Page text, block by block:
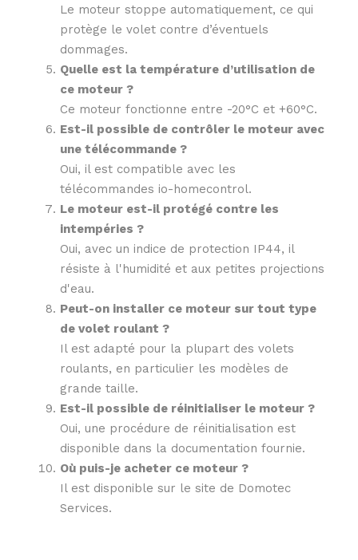
Le moteur stoppe automatiquement, ce qui
protège le volet contre d’éventuels
dommages.
Quelle est la température d’utilisation de
ce moteur ?
Ce moteur fonctionne entre -20°C et +60°C.
Est-il possible de contrôler le moteur avec
une télécommande ?
Oui, il est compatible avec les
télécommandes io-homecontrol.
Le moteur est-il protégé contre les
intempéries ?
Oui, avec un indice de protection IP44, il
résiste à l'humidité et aux petites projections
d'eau.
Peut-on installer ce moteur sur tout type
de volet roulant ?
Il est adapté pour la plupart des volets
roulants, en particulier les modèles de
grande taille.
Est-il possible de réinitialiser le moteur ?
Oui, une procédure de réinitialisation est
disponible dans la documentation fournie.
Où puis-je acheter ce moteur ?
Il est disponible sur le site de Domotec
Services.